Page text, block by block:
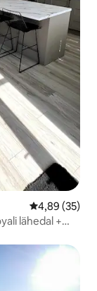
Keskmine
4,89 (35)
lähedal +